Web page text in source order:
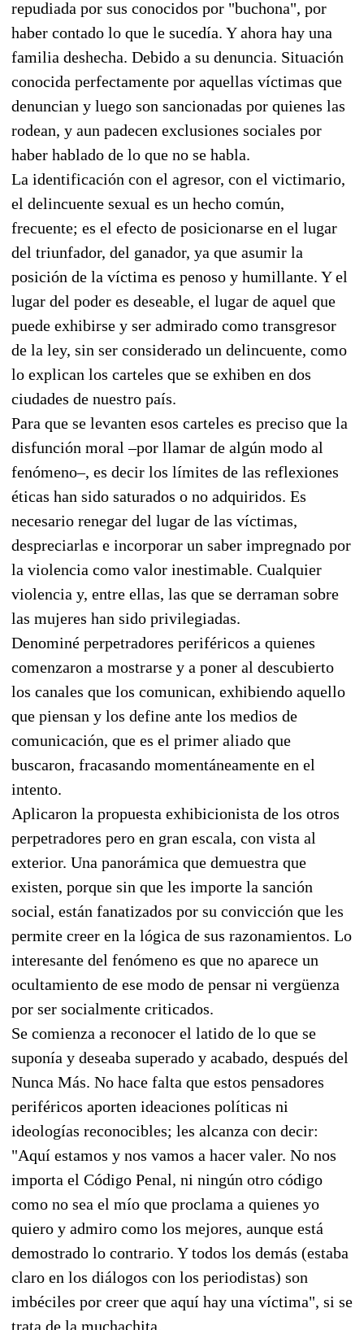
repudiada por sus conocidos por "buchona", por
haber contado lo que le sucedía. Y ahora hay una
familia deshecha. Debido a su denuncia. Situación
conocida perfectamente por aquellas víctimas que
denuncian y luego son sancionadas por quienes las
rodean, y aun padecen exclusiones sociales por
haber hablado de lo que no se habla.
La identificación con el agresor, con el victimario,
el delincuente sexual es un hecho común,
frecuente; es el efecto de posicionarse en el lugar
del triunfador, del ganador, ya que asumir la
posición de la víctima es penoso y humillante. Y el
lugar del poder es deseable, el lugar de aquel que
puede exhibirse y ser admirado como transgresor
de la ley, sin ser considerado un delincuente, como
lo explican los carteles que se exhiben en dos
ciudades de nuestro país.
Para que se levanten esos carteles es preciso que la
disfunción moral –por llamar de algún modo al
fenómeno–, es decir los límites de las reflexiones
éticas han sido saturados o no adquiridos. Es
necesario renegar del lugar de las víctimas,
despreciarlas e incorporar un saber impregnado por
la violencia como valor inestimable. Cualquier
violencia y, entre ellas, las que se derraman sobre
las mujeres han sido privilegiadas.
Denominé perpetradores periféricos a quienes
comenzaron a mostrarse y a poner al descubierto
los canales que los comunican, exhibiendo aquello
que piensan y los define ante los medios de
comunicación, que es el primer aliado que
buscaron, fracasando momentáneamente en el
intento.
Aplicaron la propuesta exhibicionista de los otros
perpetradores pero en gran escala, con vista al
exterior. Una panorámica que demuestra que
existen, porque sin que les importe la sanción
social, están fanatizados por su convicción que les
permite creer en la lógica de sus razonamientos. Lo
interesante del fenómeno es que no aparece un
ocultamiento de ese modo de pensar ni vergüenza
por ser socialmente criticados.
Se comienza a reconocer el latido de lo que se
suponía y deseaba superado y acabado, después del
Nunca Más. No hace falta que estos pensadores
periféricos aporten ideaciones políticas ni
ideologías reconocibles; les alcanza con decir:
"Aquí estamos y nos vamos a hacer valer. No nos
importa el Código Penal, ni ningún otro código
como no sea el mío que proclama a quienes yo
quiero y admiro como los mejores, aunque está
demostrado lo contrario. Y todos los demás (estaba
claro en los diálogos con los periodistas) son
imbéciles por creer que aquí hay una víctima", si se
trata de la muchachita.